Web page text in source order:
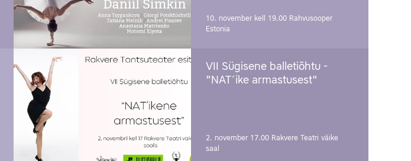
10. november kell 19.00 Rahvusooper
Estonia
VII Sügisene balletiõhtu -
"NAT´ike armastusest"
2. november 17.00 Rakvere Teatri väike
saal